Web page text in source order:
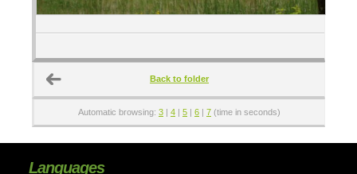
Back to folder
Automatic browsing: 3 | 4 | 5 | 6 | 7 (time in seconds)
Languages